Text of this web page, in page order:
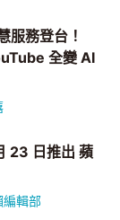
服務登台！
全變 AI
23 日推出 蘋
編輯部